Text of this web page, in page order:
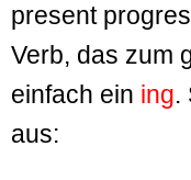
present
Verb, das zum
einfach ein ing.
aus: